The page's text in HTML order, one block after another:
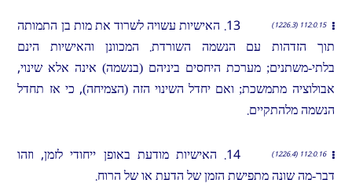
112:0.15 (1226.3)
13. האישיות עשויה לשרוד את מות בן התמותה
תוך הזדהות עם הנשמה השורדת. המכוונן והאישיות הינם
בלתי-משתנים; מערכת היחסים ביניהם (בנשמה) אינה אלא שינוי,
אבולוציה מתמשכת; ואם יחדל השינוי הזה (הצמיחה), כי אז תחדל
הנשמה מלהתקיים.
112:0.16 (1226.4)
14. האישיות מודעת באופן ייחודי לזמן, וזהו
דבר-מה שונה מתפישת הזמן של הדעת או של הרוח.